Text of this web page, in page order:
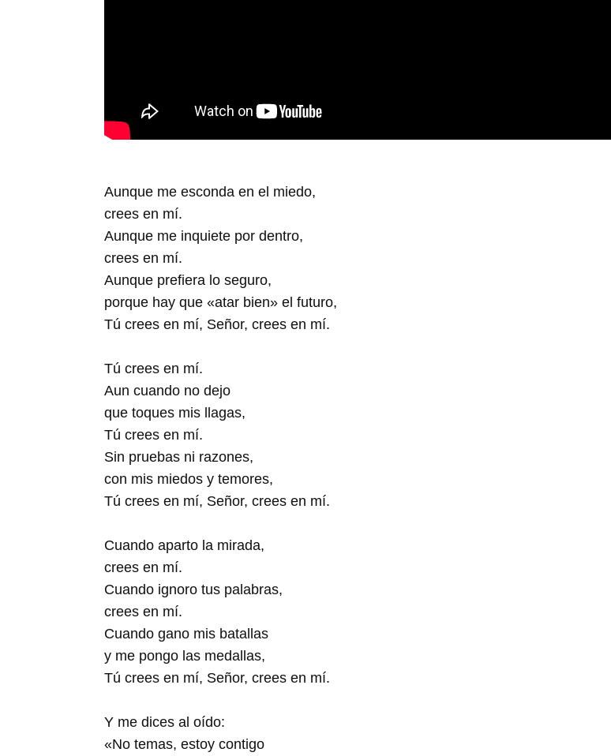
Aunque me esconda en el miedo,
crees en mí.
Aunque me inquiete por dentro,
crees en mí.
Aunque prefiera lo seguro,
porque hay que «atar bien» el futuro,
Tú crees en mí, Señor, crees en mí.
Tú crees en mí.
Aun cuando no dejo
que toques mis llagas,
Tú crees en mí.
Sin pruebas ni razones,
con mis miedos y temores,
Tú crees en mí, Señor, crees en mí.
Cuando aparto la mirada,
crees en mí.
Cuando ignoro tus palabras,
crees en mí.
Cuando gano mis batallas
y me pongo las medallas,
Tú crees en mí, Señor, crees en mí.
Y me dices al oído:
«No temas, estoy contigo